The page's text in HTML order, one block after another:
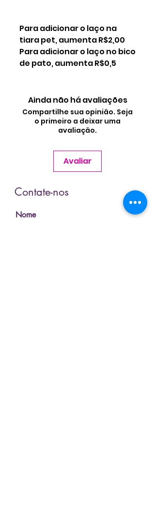
Para adicionar o laço na
tiara pet, aumenta R$2,00
Para adicionar o laço no bico
de pato, aumenta R$0,5
Ainda não há avaliações
Compartilhe sua opinião. Seja
o primeiro a deixar uma
avaliação.
Avaliar
Contate-nos
Nome